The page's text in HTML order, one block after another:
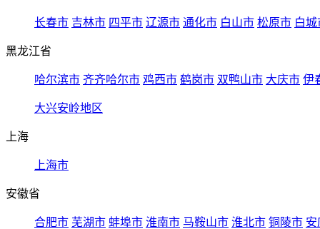
长春市 吉林市 四平市 辽源市 通化市 白山市 松原市 白城
黑龙江省
哈尔滨市 齐齐哈尔市 鸡西市 鹤岗市 双鸭山市 大庆市 伊
大兴安岭地区
上海
上海市
安徽省
合肥市 芜湖市 蚌埠市 淮南市 马鞍山市 淮北市 铜陵市 安